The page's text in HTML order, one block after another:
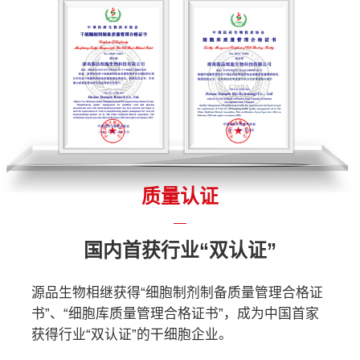
质量认证
国内首获行业“双认证”
源品生物相继获得“细胞制剂制备质量管理合格证
书”、“细胞库质量管理合格证书”，成为中国首家
获得行业“双认证”的干细胞企业。